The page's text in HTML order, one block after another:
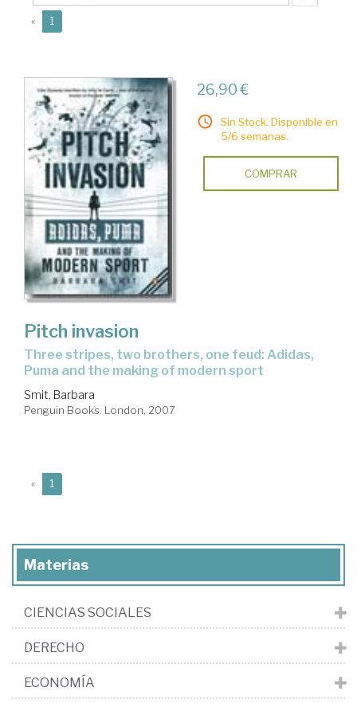
« 1
26,90 €
Sin Stock. Disponible en
5/6 semanas.
COMPRAR
Pitch invasion
three stripes, two brothers, one feud: Adidas,
Puma and the making of modern sport
Smit, Barbara
Penguin Books. London, 2007
« 1
Materias
CIENCIAS SOCIALES
DERECHO
ECONOMÍA